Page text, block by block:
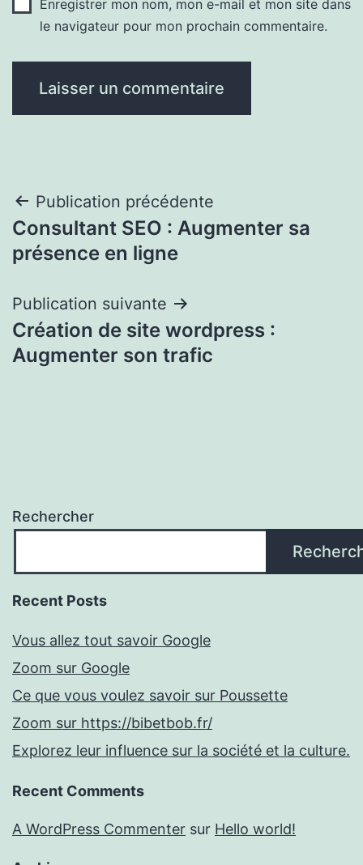
Enregistrer mon nom, mon e-mail et mon site dans
le navigateur pour mon prochain commentaire.
Navigation
de
Publication précédente
Consultant SEO : Augmenter sa
présence en ligne
Publication suivante
Création de site wordpress :
Augmenter son trafic
Rechercher
Recent Posts
Vous allez tout savoir Google
Zoom sur Google
Ce que vous voulez savoir sur Poussette
Zoom sur https://bibetbob.fr/
Explorez leur influence sur la société et la culture.
Recent Comments
A WordPress Commenter sur Hello world!